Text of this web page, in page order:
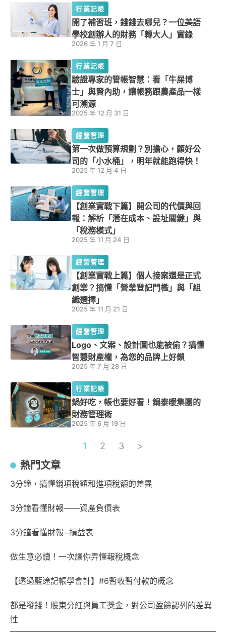
行業記帳
開了補習班，錢錢去哪兒？一位美語
學校創辦人的財務「轉大人」實錄
2026 年 1 月 7 日
行業記帳
驗證專家的管帳智慧：看「牛屎博
士」與賢內助，讓帳務跟農產品一樣
可溯源
2025 年 12 月 31 日
經營管理
第一次做預算規劃？別擔心，顧好公
司的「小水桶」，明年就能跑得快！
2025 年 12 月 4 日
經營管理
【創業實戰下篇】開公司的代價與回
報：解析「潛在成本、設址關鍵」與
「稅務模式」
2025 年 11 月 24 日
經營管理
【創業實戰上篇】個人接案還是正式
創業？搞懂「營業登記門檻」與「組
織選擇」
2025 年 11 月 21 日
經營管理
Logo、文案、設計圖也能被偷？搞懂
智慧財產權，為您的品牌上好鎖
2025 年 7 月 28 日
行業記帳
鍋好吃，帳也要好看！鍋泰暖集團的
財務管理術
2025 年 6 月 19 日
1 2 3 >
熱門文章
3分鐘，搞懂銷項稅額和進項稅額的差異
3分鐘看懂財報——資產負債表
3分鐘看懂財報─損益表
做生意必讀！一次讓你弄懂報稅概念
【透過藍途記帳學會計】#6暫收暫付款的概念
都是發錢！股東分紅與員工獎金，對公司盈餘認列的差異
性